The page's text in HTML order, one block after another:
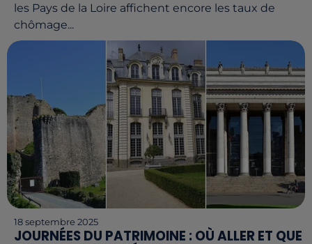
les Pays de la Loire affichent encore les taux de
chômage...
18 septembre 2025
JOURNÉES DU PATRIMOINE : OÙ ALLER ET QUE